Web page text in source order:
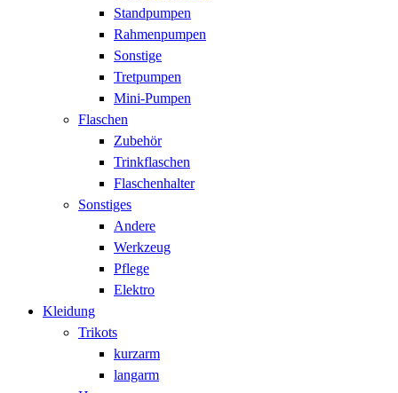
Standpumpen
Rahmenpumpen
Sonstige
Tretpumpen
Mini-Pumpen
Flaschen
Zubehör
Trinkflaschen
Flaschenhalter
Sonstiges
Andere
Werkzeug
Pflege
Elektro
Kleidung
Trikots
kurzarm
langarm